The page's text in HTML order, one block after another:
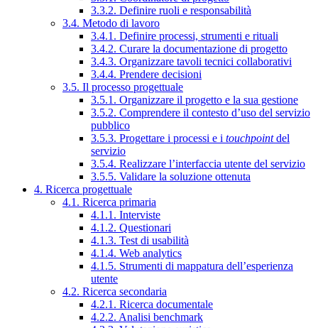
3.3.2. Definire ruoli e responsabilità
3.4. Metodo di lavoro
3.4.1. Definire processi, strumenti e rituali
3.4.2. Curare la documentazione di progetto
3.4.3. Organizzare tavoli tecnici collaborativi
3.4.4. Prendere decisioni
3.5. Il processo progettuale
3.5.1. Organizzare il progetto e la sua gestione
3.5.2. Comprendere il contesto d’uso del servizio
pubblico
3.5.3. Progettare i processi e i touchpointdel
servizio
3.5.4. Realizzare l’interfaccia utente del servizio
3.5.5. Validare la soluzione ottenuta
4. Ricerca progettuale
4.1. Ricerca primaria
4.1.1. Interviste
4.1.2. Questionari
4.1.3. Test di usabilità
4.1.4. Web analytics
4.1.5. Strumenti di mappatura dell’esperienza
utente
4.2. Ricerca secondaria
4.2.1. Ricerca documentale
4.2.2. Analisi benchmark